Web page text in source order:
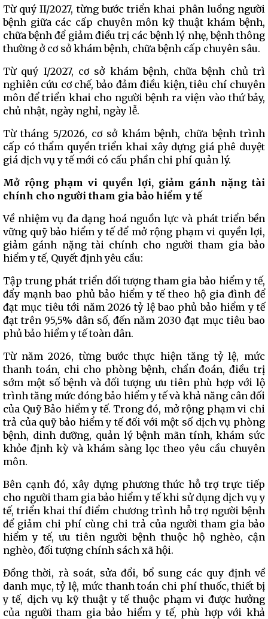
Từ quý II/2027, từng bước triển khai phân luồng người
bệnh giữa các cấp chuyên môn kỹ thuật khám bệnh,
chữa bệnh để giảm điều trị các bệnh lý nhẹ, bệnh thông
thường ở cơ sở khám bệnh, chữa bệnh cấp chuyên sâu.
Từ quý I/2027, cơ sở khám bệnh, chữa bệnh chủ trì
nghiên cứu cơ chế, bảo đảm điều kiện, tiêu chí chuyên
môn để triển khai cho người bệnh ra viện vào thứ bảy,
chủ nhật, ngày nghỉ, ngày lễ.
Từ tháng 5/2026, cơ sở khám bệnh, chữa bệnh trình
cấp có thẩm quyền triển khai xây dựng giá phê duyệt
giá dịch vụ y tế mới có cấu phần chi phí quản lý.
Mở rộng phạm vi quyền lợi, giảm gánh nặng tài
chính cho người tham gia bảo hiểm y tế
Về nhiệm vụ đa dạng hoá nguồn lực và phát triển bền
vững quỹ bảo hiểm y tế để mở rộng phạm vi quyền lợi,
giảm gánh nặng tài chính cho người tham gia bảo
hiểm y tế, Quyết định yêu cầu:
Tập trung phát triển đối tượng tham gia bảo hiểm y tế,
đẩy mạnh bao phủ bảo hiểm y tế theo hộ gia đình để
đạt mục tiêu tới năm 2026 tỷ lệ bao phủ bảo hiểm y tế
đạt trên 95,5% dân số, đến năm 2030 đạt mục tiêu bao
phủ bảo hiểm y tế toàn dân.
Từ năm 2026, từng bước thực hiện tăng tỷ lệ, mức
thanh toán, chi cho phòng bệnh, chẩn đoán, điều trị
sớm một số bệnh và đối tượng ưu tiên phù hợp với lộ
trình tăng mức đóng bảo hiểm y tế và khả năng cân đối
của Quỹ Bảo hiểm y tế. Trong đó, mở rộng phạm vi chi
trả của quỹ bảo hiểm y tế đối với một số dịch vụ phòng
bệnh, dinh dưỡng, quản lý bệnh mãn tính, khám sức
khỏe định kỳ và khám sàng lọc theo yêu cầu chuyên
môn.
Bên cạnh đó, xây dựng phương thức hỗ trợ trực tiếp
cho người tham gia bảo hiểm y tế khi sử dụng dịch vụ y
tế, triển khai thí điểm chương trình hỗ trợ người bệnh
để giảm chi phí cùng chi trả của người tham gia bảo
hiểm y tế, ưu tiên người bệnh thuộc hộ nghèo, cận
nghèo, đối tượng chính sách xã hội.
Đồng thời, rà soát, sửa đổi, bổ sung các quy định về
danh mục, tỷ lệ, mức thanh toán chi phí thuốc, thiết bị
y tế, dịch vụ kỹ thuật y tế thuộc phạm vi được hưởng
của người tham gia bảo hiểm y tế, phù hợp với khả